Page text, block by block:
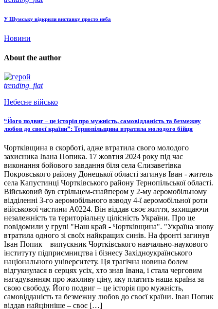
У Шумську відкрили виставку просто неба
Новини
About the author
trending_flat
Небесне військо
“Його подвиг – це історія про мужність, самовідданість та безмежну
любов до своєї країни”: Тернопільщина втратила молодого бійця
Чортківщина в скорботі, адже втратила свого молодого
захисника Івана Попика. 17 жовтня 2024 року під час
виконання бойового завдання біля села Єлизаветівка
Покровського району Донецької області загинув Іван - житель
села Капустинці Чортківського району Тернопільської області.
Військовий був стрільцем-снайпером у 2-му аеромобільному
відділенні 3-го аеромобільного взводу 4-ї аеромобільної роти
військової частини А0224. Він віддав своє життя, захищаючи
незалежність та територіальну цілісність України. Про це
повідомили у групі "Наш край - Чортківщина". "Україна знову
втратила одного зі своїх найкращих синів. На фронті загинув
Іван Попик – випускник Чортківського навчально-наукового
інституту підприємництва і бізнесу Західноукраїнського
національного університету. Ця трагічна новина болем
відгукнулася в серцях усіх, хто знав Івана, і стала черговим
нагадуванням про жахливу ціну, яку платить наша країна за
свою свободу. Його подвиг – це історія про мужність,
самовідданість та безмежну любов до своєї країни. Іван Попик
віддав найцінніше – своє […]